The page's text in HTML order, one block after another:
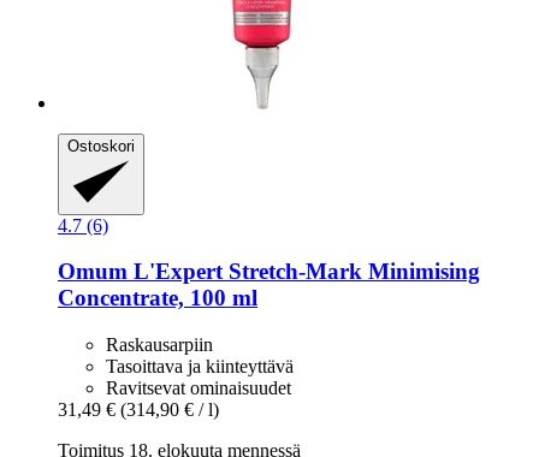
Ostoskori
4.7 (6)
Omum L'Expert Stretch-​Mark Minimising
Concentrate, 100 ml
Raskausarpiin
Tasoittava ja kiinteyttävä
Ravitsevat ominaisuudet
31,49 € (314,90 € / l)
Toimitus 18. elokuuta mennessä